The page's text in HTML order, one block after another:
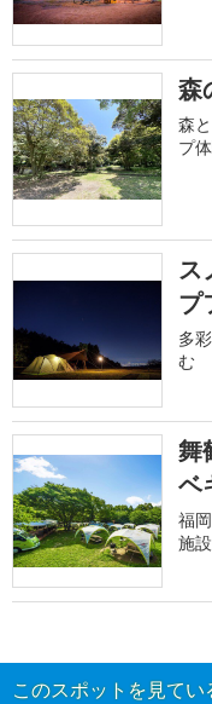
森
森
プ
ス
プ
多
む
舞
ベ
福
施
このスポットを見て